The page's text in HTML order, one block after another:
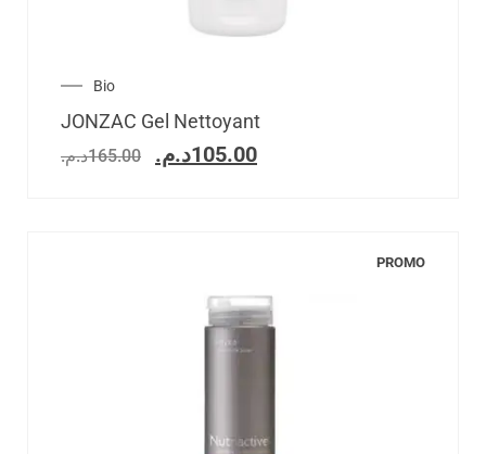
Bio
JONZAC Gel Nettoyant
165.00د.م. 105.00د.م.
PROMO